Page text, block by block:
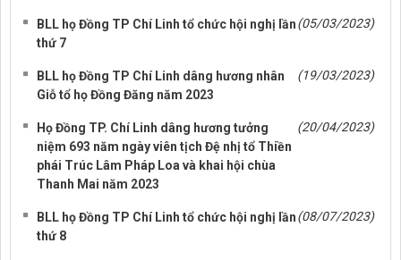
BLL họ Đồng TP Chí Linh tổ chức hội nghị lần
thứ 7
(05/03/2023)
BLL họ Đồng TP Chí Linh dâng hương nhân
Giỗ tổ họ Đồng Đăng năm 2023
(19/03/2023)
Họ Đồng TP. Chí Linh dâng hương tưởng
niệm 693 năm ngày viên tịch Đệ nhị tổ Thiền
phái Trúc Lâm Pháp Loa và khai hội chùa
Thanh Mai năm 2023
(20/04/2023)
BLL họ Đồng TP Chí Linh tổ chức hội nghị lần
thứ 8
(08/07/2023)